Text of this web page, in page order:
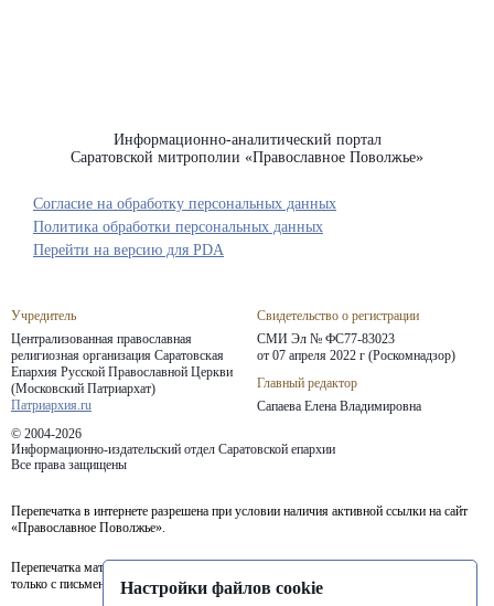
Информационно-аналитический портал
Саратовской митрополии «Православное Поволжье»
Учредитель
Централизованная православная
религиозная организация Саратовская
Епархия Русской Православной Церкви
(Московский Патриархат)
Патриархия.ru
Свидетельство о регистрации
СМИ Эл № ФС77-83023
от 07 апреля 2022 г (Роскомнадзор)
Главный редактор
Сапаева Елена Владимировна
© 2004-2026
Информационно-издательский отдел Саратовской епархии
Все права защищены
Согласие на обработку персональных данных
Политика обработки персональных данных
Перепечатка в интернете разрешена при условии наличия активной ссылки на сайт
«Православное Поволжье».
Перепечатка материалов портала в печатных изданиях (книгах, прессе) возможна
только с письменного разрешения редакции.
Перейти на версию для PDA
Настройки файлов cookie